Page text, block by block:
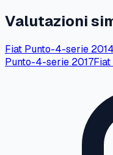
Valutazioni
Fiat Punto-4-serie 2014
Punto-4-serie 2017Fiat